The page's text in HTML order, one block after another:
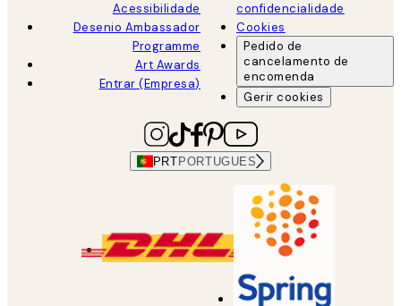
Acessibilidade
Desenio Ambassador
Programme
Art Awards
Entrar (Empresa)
confidencialidade
Cookies
Pedido de
cancelamento de
encomenda
Gerir cookies
PRT PORTUGUES